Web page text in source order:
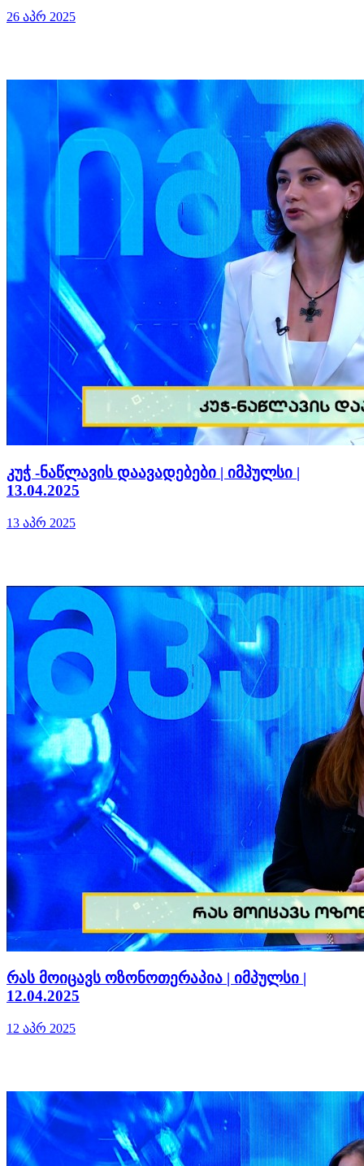
26 აპრ 2025
კუჭ -ნაწლავის დაავადებები | იმპულსი |
13.04.2025
13 აპრ 2025
რას მოიცავს ოზონოთერაპია | იმპულსი |
12.04.2025
12 აპრ 2025